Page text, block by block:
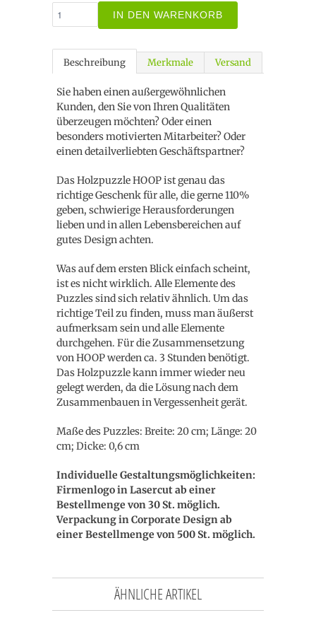
IN DEN WARENKORB
Beschreibung Merkmale Versand
Sie haben einen außergewöhnlichen
Kunden, den Sie von Ihren Qualitäten
überzeugen möchten? Oder einen
besonders motivierten Mitarbeiter? Oder
einen detailverliebten Geschäftspartner?
Das Holzpuzzle HOOP ist genau das
richtige Geschenk für alle, die gerne 110%
geben, schwierige Herausforderungen
lieben und in allen Lebensbereichen auf
gutes Design achten.
Was auf dem ersten Blick einfach scheint,
ist es nicht wirklich. Alle Elemente des
Puzzles sind sich relativ ähnlich. Um das
richtige Teil zu finden, muss man äußerst
aufmerksam sein und alle Elemente
durchgehen. Für die Zusammensetzung
von HOOP werden ca. 3 Stunden benötigt.
Das Holzpuzzle kann immer wieder neu
gelegt werden, da die Lösung nach dem
Zusammenbauen in Vergessenheit gerät.
Maße des Puzzles: Breite: 20 cm; Länge: 20
cm; Dicke: 0,6 cm
Individuelle Gestaltungsmöglichkeiten:
Firmenlogo in Lasercut ab einer
Bestellmenge von 30 St. möglich.
Verpackung in Corporate Design ab
einer Bestellmenge von 500 St. möglich.
ÄHNLICHE ARTIKEL